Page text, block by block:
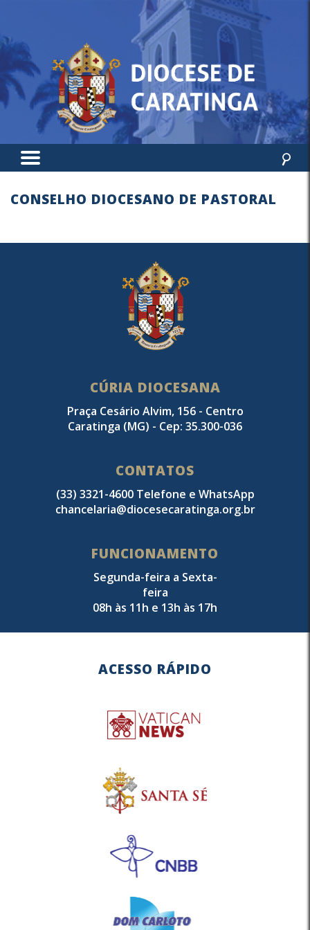
CONSELHO DIOCESANO DE PASTORAL
CÚRIA DIOCESANA
Praça Cesário Alvim, 156 - Centro
Caratinga (MG) - Cep: 35.300-036
CONTATOS
(33) 3321-4600 Telefone e WhatsApp
chancelaria@diocesecaratinga.org.br
FUNCIONAMENTO
Segunda-feira a Sexta-
feira
08h às 11h e 13h às 17h
ACESSO RÁPIDO